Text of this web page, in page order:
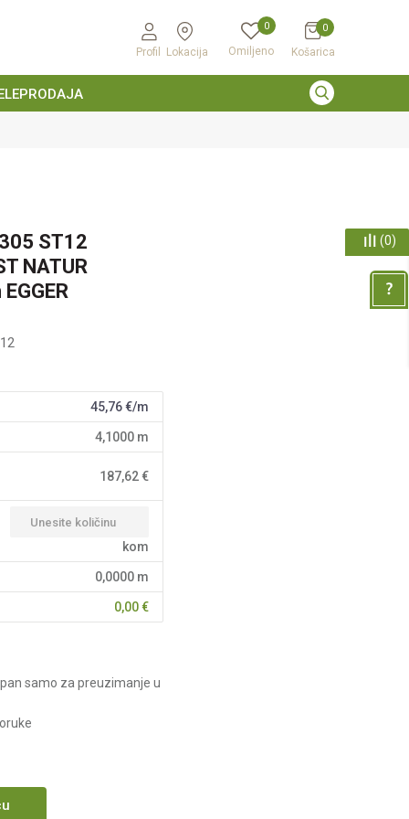
Profil Lokacija Omiljeno
0
Košarica
0
ST12
NATUR
45,76€/m
4,1000 m
187,62€
kom
0,0000 m
0,00€
samo za preuzimanje u
(0)